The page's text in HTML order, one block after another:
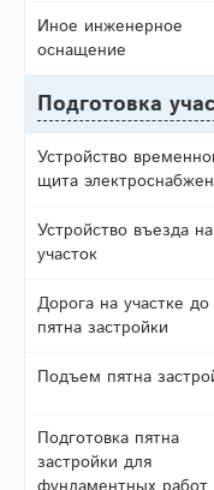
Иное инженерное
оснащение
Подготовка
Устройство
щита
Устройство въезда на
участок
Дорога на участке до
пятна застройки
Подъем пятна
Подготовка пятна
застройки для